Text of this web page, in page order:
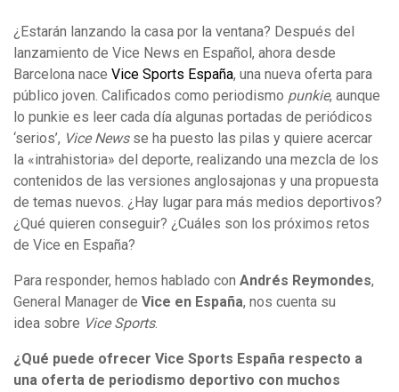
¿Estarán lanzando la casa por la ventana? Después del
lanzamiento de Vice News en Español, ahora desde
Barcelona nace Vice Sports España, una nueva oferta para
público joven. Calificados como periodismo punkie, aunque
lo punkie es leer cada día algunas portadas de periódicos
‘serios’, Vice Newsse ha puesto las pilas y quiere acercar
la «intrahistoria» del deporte, realizando una mezcla de los
contenidos de las versiones anglosajonas y una propuesta
de temas nuevos. ¿Hay lugar para más medios deportivos?
¿Qué quieren conseguir? ¿Cuáles son los próximos retos
de Vice en España?
Para responder, hemos hablado con Andrés Reymondes,
General Manager de Vice en España, nos cuenta su
idea sobre Vice Sports.
¿Qué puede ofrecer Vice Sports España respecto a
una oferta de periodismo deportivo con muchos